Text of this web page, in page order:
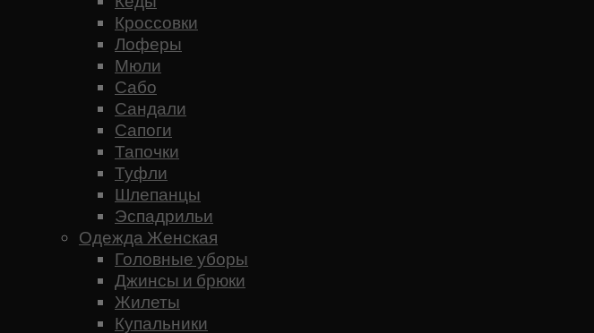
Кроссовки
Лоферы
Мюли
Сабо
Сандали
Сапоги
Тапочки
Туфли
Шлепанцы
Эспадрильи
Одежда Женская
Головные уборы
Джинсы и брюки
Жилеты
Купальники